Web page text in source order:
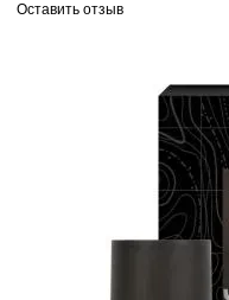
Оставить отзыв